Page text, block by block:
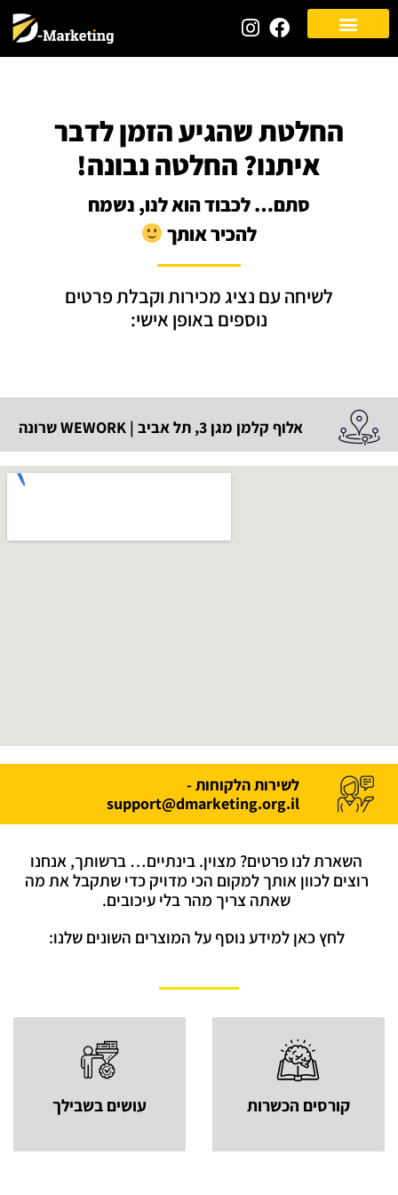
החלטת שהגיע הזמן לדבר
איתנו? החלטה נבונה!
סתם… לכבוד הוא לנו, נשמח
להכיר אותך
לשיחה עם נציג מכירות וקבלת פרטים
נוספים באופן אישי:
אלוף קלמן מגן 3, תל אביב | WEWORK שרונה
לשירות הלקוחות -
support@dmarketing.org.il
השארת לנו פרטים? מצוין. בינתיים… ברשותך, אנחנו
רוצים לכוון אותך למקום הכי מדויק כדי שתקבל את מה
שאתה צריך מהר בלי עיכובים.
לחץ כאן למידע נוסף על המוצרים השונים שלנו:
קורסים הכשרות
קורסים והכשרות
למעבר לעמוד >>
עושים בשבילך
עושים בשבילך
למעבר לעמוד >>